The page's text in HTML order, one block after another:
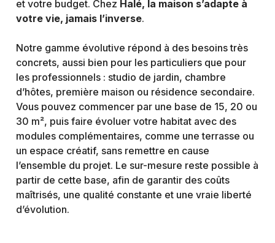
et votre budget. Chez Halé, la maison s’adapte à
votre vie, jamais l’inverse.
Notre gamme évolutive répond à des besoins très
concrets, aussi bien pour les particuliers que pour
les professionnels : studio de jardin, chambre
d’hôtes, première maison ou résidence secondaire.
Vous pouvez commencer par une base de 15, 20 ou
30 m², puis faire évoluer votre habitat avec des
modules complémentaires, comme une terrasse ou
un espace créatif, sans remettre en cause
l’ensemble du projet. Le sur-mesure reste possible à
partir de cette base, afin de garantir des coûts
maîtrisés, une qualité constante et une vraie liberté
d’évolution.